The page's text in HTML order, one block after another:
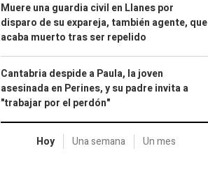
Muere una guardia civil en Llanes por
disparo de su expareja, también agente, que
acaba muerto tras ser repelido
Cantabria despide a Paula, la joven
asesinada en Perines, y su padre invita a
"trabajar por el perdón"
Hoy Una semana Un mes